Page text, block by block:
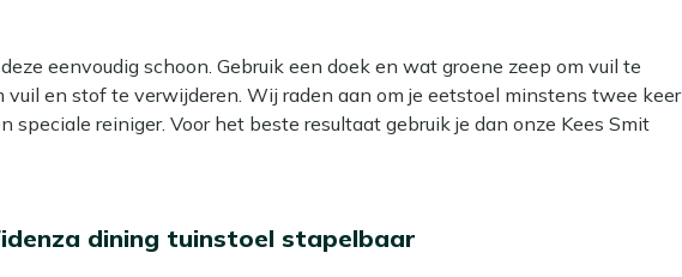
stoelen op elkaar en houdt zo meer ruimte over
de stoel makkelijk over je terras
eenvoudig schoon. Gebruik een doek en wat groene zeep om vuil te
en stof te verwijderen. Wij raden aan om je eetstoel minstens twee keer
speciale reiniger. Voor het beste resultaat gebruik je dan onze Kees Smit
dining tuinstoel stapelbaar